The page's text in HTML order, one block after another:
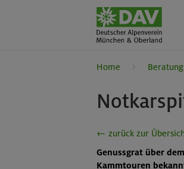
Home
← zurück zur
Genussgrat über
Kammtouren